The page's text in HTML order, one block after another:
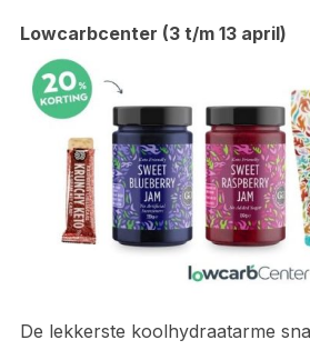
Lowcarbcenter (3 t/m 13 april)
De lekkerste koolhydraatarme